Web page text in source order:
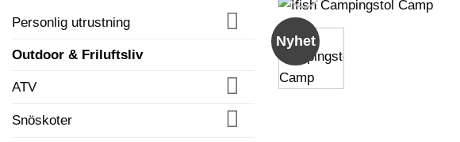
Personlig utrustning
Outdoor & Friluftsliv
ATV
Snöskoter
Nyhet